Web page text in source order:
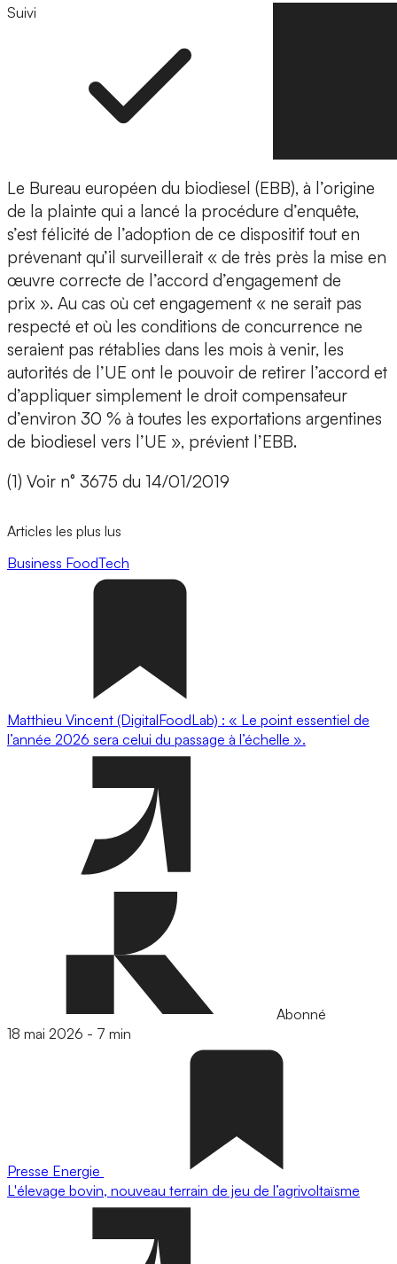
Suivi
Le Bureau européen du biodiesel (EBB), à l’origine
de la plainte qui a lancé la procédure d’enquête,
s’est félicité de l’adoption de ce dispositif tout en
prévenant qu’il surveillerait « de très près la mise en
œuvre correcte de l’accord d’engagement de
prix ». Au cas où cet engagement « ne serait pas
respecté et où les conditions de concurrence ne
seraient pas rétablies dans les mois à venir, les
autorités de l’UE ont le pouvoir de retirer l’accord et
d’appliquer simplement le droit compensateur
d’environ 30 % à toutes les exportations argentines
de biodiesel vers l’UE », prévient l’EBB.
(1) Voir n° 3675 du 14/01/2019
Articles les plus lus
Business FoodTech
Matthieu Vincent (DigitalFoodLab) : « Le point essentiel de
l’année 2026 sera celui du passage à l’échelle ».
Abonné
18 mai 2026 - 7 min
Presse Energie
L'élevage bovin, nouveau terrain de jeu de l’agrivoltaïsme